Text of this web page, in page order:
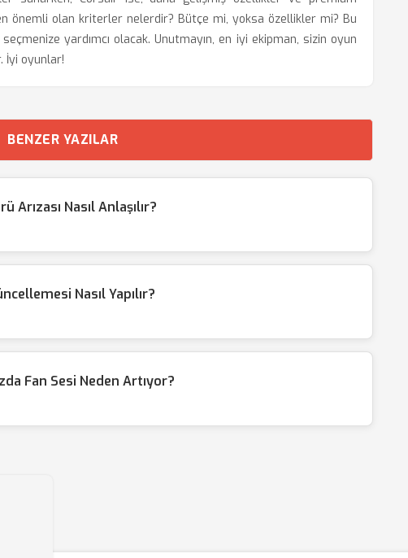
önemli olan kriterler nelerdir? Bütçe mi, yoksa özellikler mi? Bu
yardımcı olacak. Unutmayın, en iyi ekipman, sizin oyun
İyi oyunlar!
BENZER YAZILAR
Arızası Nasıl Anlaşılır?
Nasıl Yapılır?
Fan Sesi Neden Artıyor?